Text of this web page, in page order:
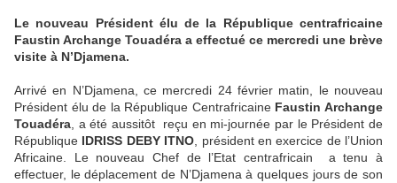
Le nouveau Président élu de la République centrafricaine
Faustin Archange Touadéra a effectué ce mercredi une brève
visite à N’Djamena.
Arrivé en N’Djamena, ce mercredi 24 février matin, le nouveau
Président élu de la République Centrafricaine Faustin Archange
Touadéra , a été aussitôt reçu en mi-journée par le Président de
République IDRISS DEBY ITNO , président en exercice de l’Union
Africaine. Le nouveau Chef de l’Etat centrafricain a tenu à
effectuer, le déplacement de N’Djamena à quelques jours de son